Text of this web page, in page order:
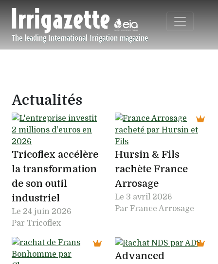
The leading International Irrigation magazine
Navigation principale
Actualités
Tricoflex accélère
la transformation
de son outil
industriel
Le 24 juin 2026
Par Tricoflex
Hursin & Fils
rachète France
Arrosage
Le 3 avril 2026
Par France Arrosage
Advanced